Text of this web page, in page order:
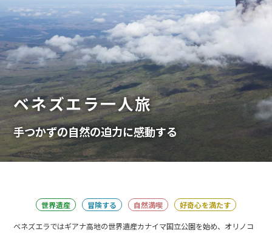
ベネズエラ一人旅
手つかずの自然の迫力に感動する
世界遺産 冒険する 自然満喫 好奇心を満たす
ベネズエラではギアナ高地の世界遺産カナイマ国立公園を始め、オリノコ